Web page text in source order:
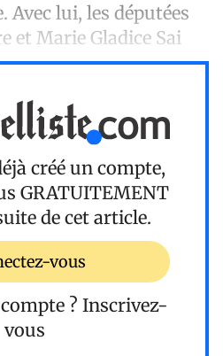
Avec lui, les députées
et Marie Gladice Sai
créé un compte,
GRATUITEMENT
de cet article.
vous
? Inscrivez-
vous